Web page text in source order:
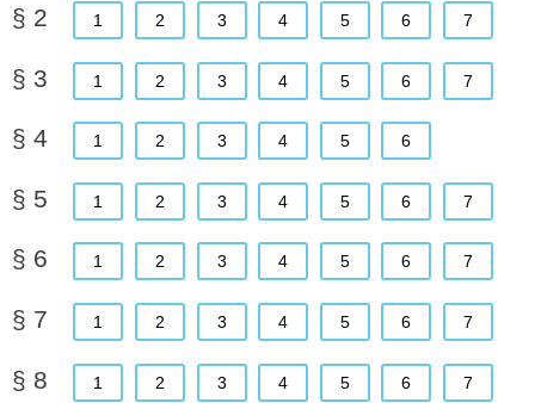
§ 2 1 2 3 4 5 6 7
§ 3 1 2 3 4 5 6 7
§ 4 1 2 3 4 5 6
§ 5 1 2 3 4 5 6 7
§ 6 1 2 3 4 5 6 7
§ 7 1 2 3 4 5 6 7
§ 8 1 2 3 4 5 6 7